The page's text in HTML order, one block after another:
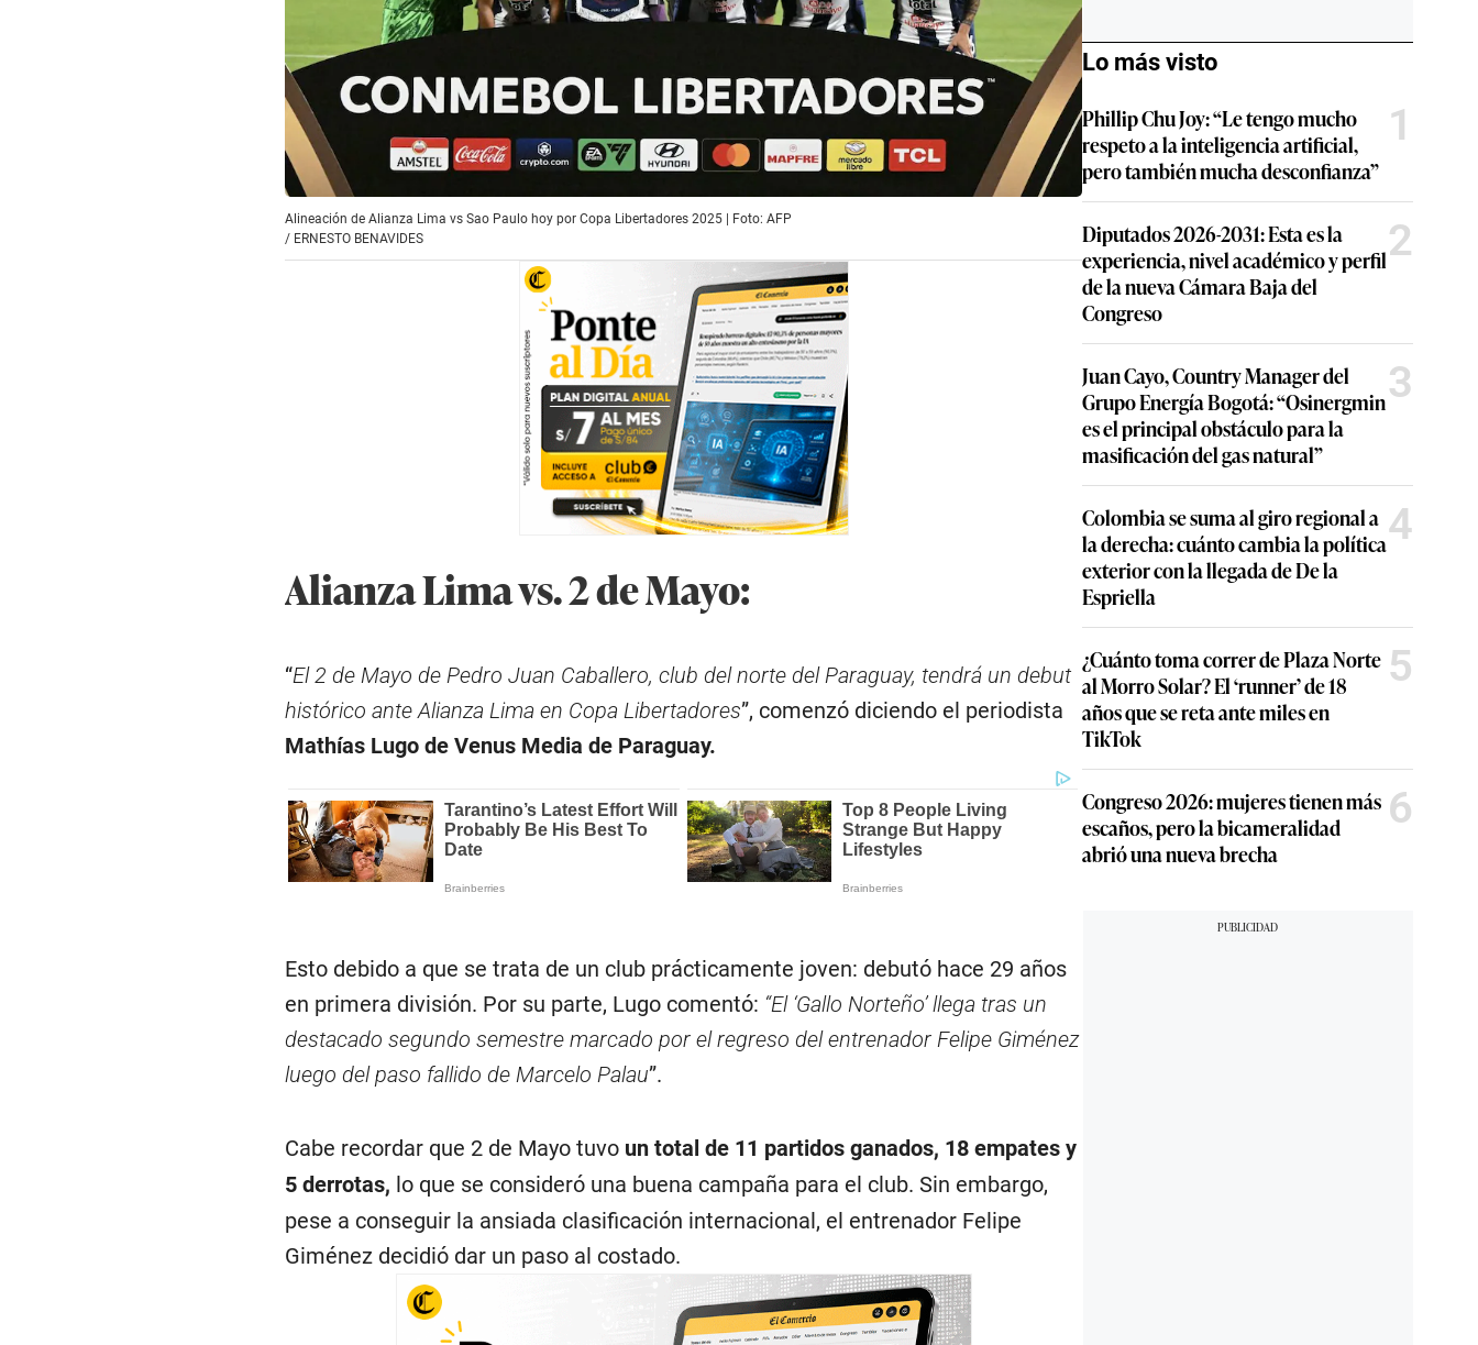
Alineación de Alianza Lima vs Sao Paulo hoy por Copa Libertadores 2025 | Foto: AFP
/ ERNESTO BENAVIDES
Alianza Lima vs. 2 de Mayo:
“El 2 de Mayo de Pedro Juan Caballero, club del norte del Paraguay, tendrá un debut
histórico ante Alianza Lima en Copa Libertadores”, comenzó diciendo el periodista
Mathías Lugo de Venus Media de Paraguay.
Esto debido a que se trata de un club prácticamente joven: debutó hace 29 años
en primera división. Por su parte, Lugo comentó: “El ‘Gallo Norteño’ llega tras un
destacado segundo semestre marcado por el regreso del entrenador Felipe Giménez
luego del paso fallido de Marcelo Palau”.
Cabe recordar que 2 de Mayo tuvo un total de 11 partidos ganados, 18 empates y
5 derrotas, lo que se consideró una buena campaña para el club. Sin embargo,
pese a conseguir la ansiada clasificación internacional, el entrenador Felipe
Giménez decidió dar un paso al costado.
Lo más visto
Phillip Chu Joy: “Le tengo mucho
respeto a la inteligencia artificial,
pero también mucha desconfianza”
1
Diputados 2026-2031: Esta es la
experiencia, nivel académico y perfil
de la nueva Cámara Baja del
Congreso
2
Juan Cayo, Country Manager del
Grupo Energía Bogotá: “Osinergmin
es el principal obstáculo para la
masificación del gas natural”
3
Colombia se suma al giro regional a
la derecha: cuánto cambia la política
exterior con la llegada de De la
Espriella
4
¿Cuánto toma correr de Plaza Norte
al Morro Solar? El ‘runner’ de 18
años que se reta ante miles en
TikTok
5
Congreso 2026: mujeres tienen más
escaños, pero la bicameralidad
abrió una nueva brecha
6